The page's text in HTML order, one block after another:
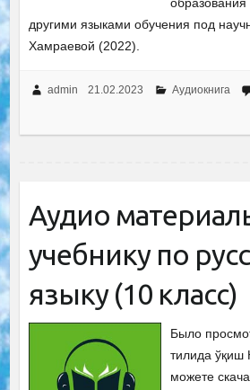
другими языками обучения под
Хамраевой (2022).
admin 21.02.2023 Аудиокнига
Аудио
учебнику по
языку (10 класс)
Было
тилида ўқиш
можете